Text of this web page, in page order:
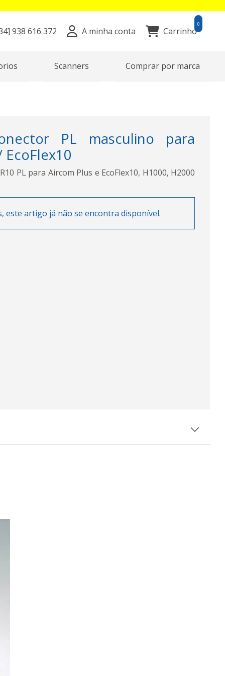
938 616 372 A minha conta Carrinho
0
Scanners Comprar por marca
PL masculino para
PL para Aircom Plus e EcoFlex10, H1000, H2000
este artigo já não se encontra disponível.